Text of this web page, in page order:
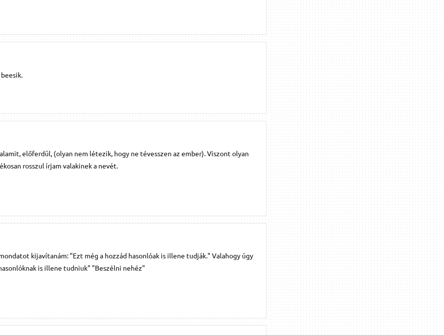
előferdül, (olyan nem létezik, hogy ne tévesszen az ember). Viszont olyan
rosszul írjam valakinek a nevét.
kijavítanám: "Ezt még a hozzád hasonlóak is illene tudják." Valahogy úgy
is illene tudniuk" "Beszélni nehéz"